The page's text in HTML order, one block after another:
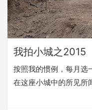
我拍小城之2015
按照我的惯例，每月选
在这座小